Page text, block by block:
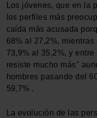
Los jóvenes, que en la
los perfiles más
caída más acusada
68% al 27,2%,
73,9% al 35,2%, y
resiste mucho más"
hombres pasando del
59,7% .
La evolución de las